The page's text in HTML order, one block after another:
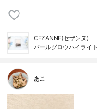
CEZANNE(セザンヌ)
パールグロウハイライト
あこ